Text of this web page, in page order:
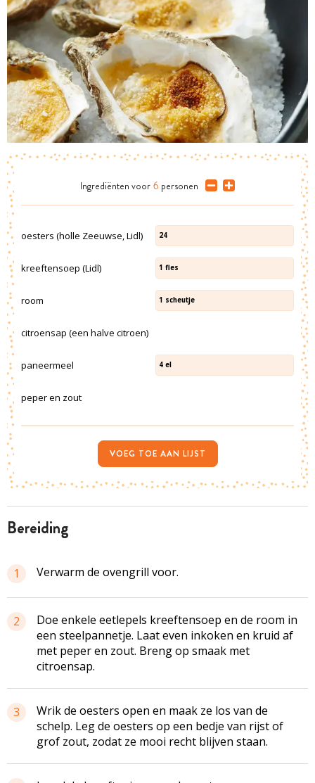
bereiding
1 Verwarm de ovengrill voor.
2
Doe enkele eetlepels kreeftensoep en de room in
een steelpannetje. Laat even inkoken en kruid af
met peper en zout. Breng op smaak met
citroensap.
3
Wrik de oesters open en maak ze los van de
schelp. Leg de oesters op een bedje van rijst of
grof zout, zodat ze mooi recht blijven staan.
Ingrediënten voor 6 personen
oesters (holle Zeeuwse, Lidl) 24
kreeftensoep (Lidl) 1 fles
room 1 scheutje
citroensap (een halve citroen)
paneermeel 4 el
peper en zout
VOEG TOE AAN LIJST